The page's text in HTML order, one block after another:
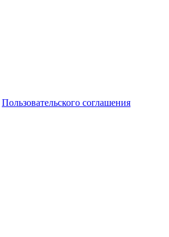
Пользовательского соглашения